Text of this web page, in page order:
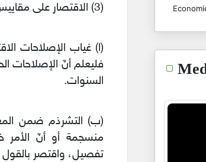
(3) الاقتصار على مقاييس سطحية مثل :
(ا) غياب الإصلاحات
فليعلم أنّ الإصلاحات
السنوات.
(ب) التشرذم ضمن
تفصيل، واقتصر بالقول